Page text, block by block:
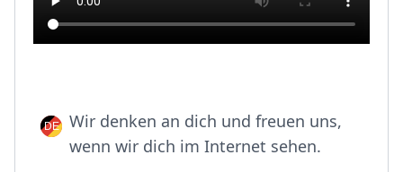
Wir denken an dich und freuen uns,
wenn wir dich im Internet sehen.